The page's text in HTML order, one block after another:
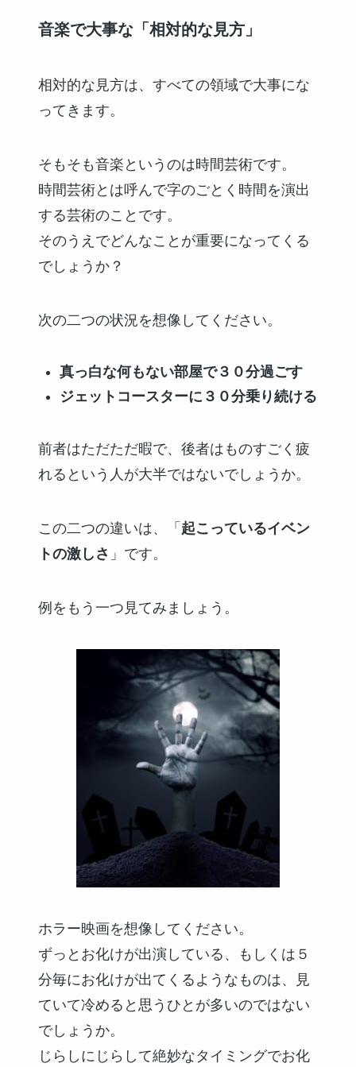
音楽で大事な「相対的な見方」
相対的な見方は、すべての領域で大事にな
ってきます。
そもそも音楽というのは時間芸術です。
時間芸術とは呼んで字のごとく時間を演出
する芸術のことです。
そのうえでどんなことが重要になってくる
でしょうか？
次の二つの状況を想像してください。
真っ白な何もない部屋で３０分過ごす
ジェットコースターに３０分乗り続ける
前者はただただ暇で、後者はものすごく疲
れるという人が大半ではないでしょうか。
この二つの違いは、「 起こっているイベン
トの激しさ 」です。
例をもう一つ見てみましょう。
ホラー映画を想像してください。
ずっとお化けが出演している、もしくは５
分毎にお化けが出てくるようなものは、見
ていて冷めると思うひとが多いのではない
でしょうか。
じらしにじらして絶妙なタイミングでお化